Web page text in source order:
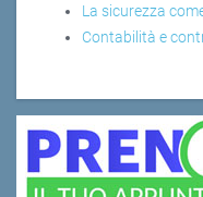
La sicurezza
Contabilità e